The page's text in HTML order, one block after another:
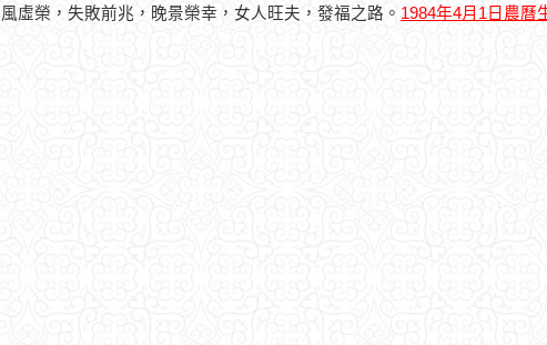
風虛榮，失敗前兆，晚景榮幸，女人旺夫，發福之路。 1984年4月1日農曆